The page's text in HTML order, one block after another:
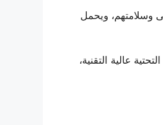
برضا المرضى وسلامتهم، ويحمل
عالية التقنية،